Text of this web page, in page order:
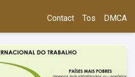
Contact Tos DMCA